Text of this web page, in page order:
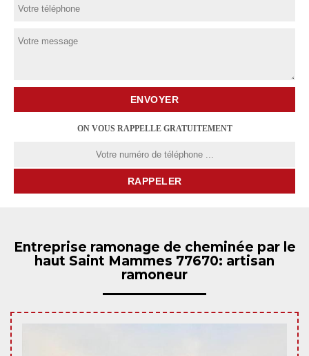
ON VOUS RAPPELLE GRATUITEMENT
Entreprise ramonage de cheminée par le
haut Saint Mammes 77670: artisan
ramoneur